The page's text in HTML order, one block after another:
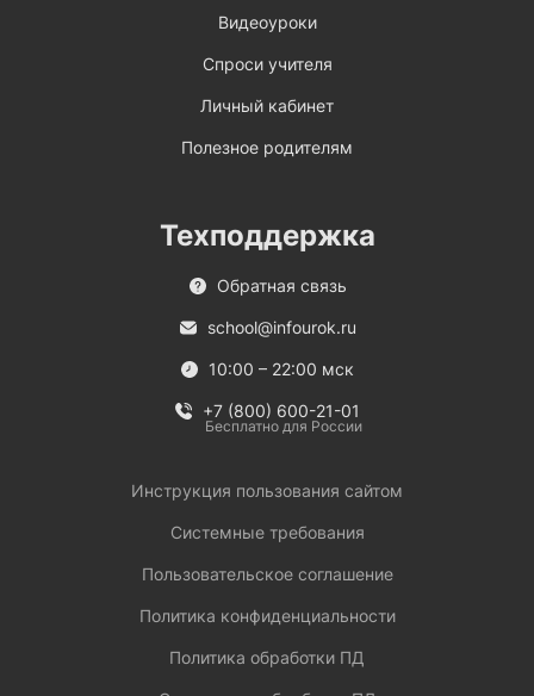
Видеоуроки
Спроси учителя
Личный кабинет
Полезное родителям
Техподдержка
Обратная связь
school@infourok.ru
10:00 – 22:00 мск
+7 (800) 600-21-01
Бесплатно для России
Инструкция пользования сайтом
Системные требования
Пользовательское соглашение
Политика конфиденциальности
Политика обработки ПД